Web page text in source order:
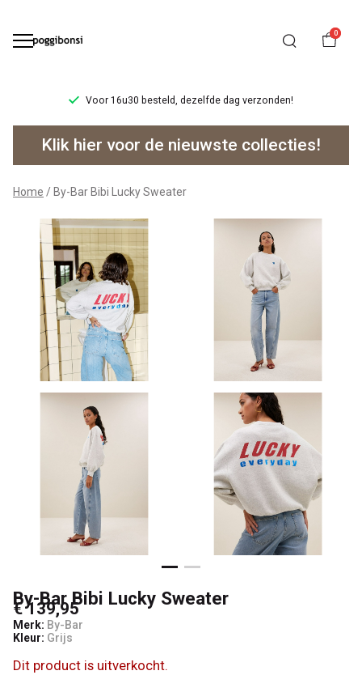
0
Voor 16u30 besteld, dezelfde dag verzonden!
By-
Bar
Bibi
Lucky
Sweater
Poggibonsi
Klik hier voor de nieuwste collecties!
Home By-Bar Bibi Lucky Sweater
By-Bar Bibi Lucky Sweater
€ 139,95
Merk: By-Bar
Kleur: Grijs
Dit product is uitverkocht.